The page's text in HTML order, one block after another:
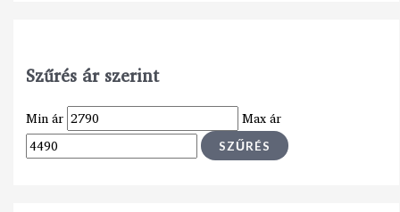
Szűrés ár szerint
Min ár Max ár
SZŰRÉS